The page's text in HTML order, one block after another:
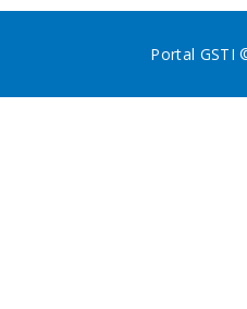
Portal GSTI